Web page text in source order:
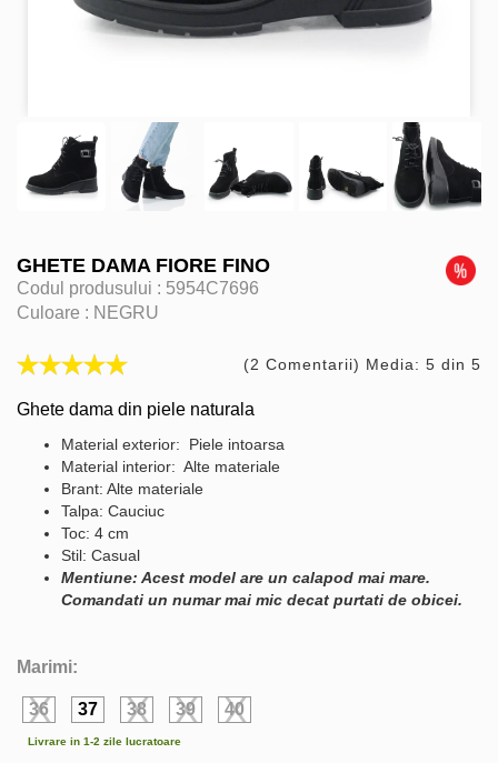
GHETE DAMA FIORE FINO
Codul produsului : 5954C7696
Culoare : NEGRU
(2 Comentarii) Media: 5 din 5
Ghete dama din piele naturala
Material exterior: Piele intoarsa
Material interior: Alte materiale
Brant: Alte materiale
Talpa: Cauciuc
Toc: 4 cm
Stil: Casual
Mentiune: Acest model are un calapod mai mare.
Comandati un numar mai mic decat purtati de obicei.
Marimi:
36 37 38 39 40
Livrare in 1-2 zile lucratoare